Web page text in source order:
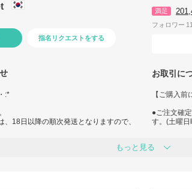
指名リクエストをする
満足
フォロワー
お取引に
:*
18日以降の順次発送となりますので、
【ご購入前
●ご注文確
す。(土曜
際には、キ
もっと見る